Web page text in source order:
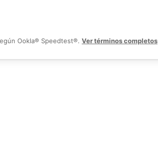
Ookla® Speedtest®. Ver términos completos